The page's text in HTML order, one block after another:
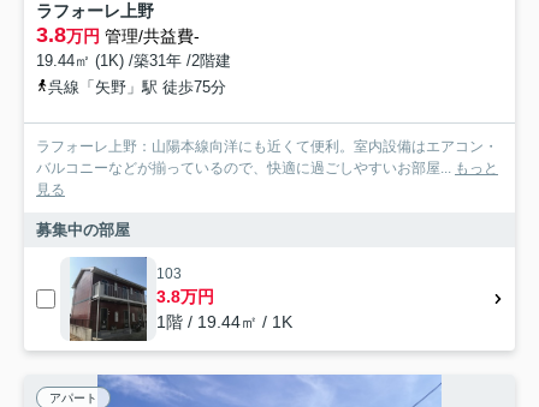
ラフォーレ上野
3.8万円 管理/共益費-
19.44㎡ (1K) /築31年 /2階建
呉線「矢野」駅 徒歩75分
ラフォーレ上野：山陽本線向洋にも近くて便利。室内設備はエアコン・
バルコニーなどが揃っているので、快適に過ごしやすいお部屋... もっと
見る
募集中の部屋
103
3.8万円
1階 / 19.44㎡ / 1K
アパート